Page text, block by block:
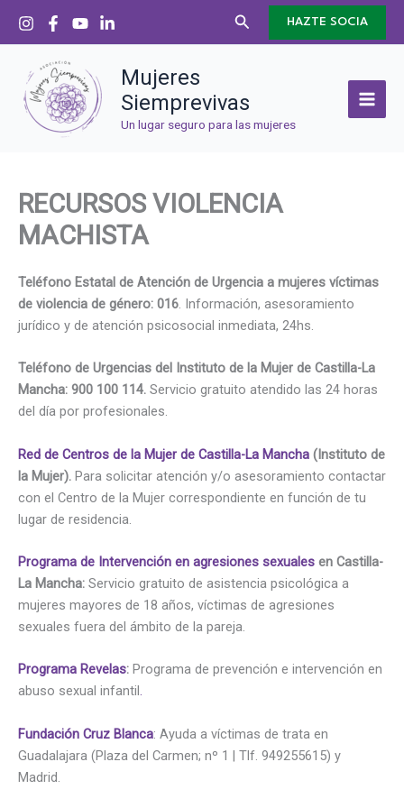
Buscar HAZTE SOCIA
Mujeres
Siemprevivas
Un lugar seguro para las mujeres
RECURSOS VIOLENCIA
MACHISTA
Teléfono Estatal de Atención de Urgencia a mujeres víctimas
de violencia de género: 016. Información, asesoramiento
jurídico y de atención psicosocial inmediata, 24hs.
Teléfono de Urgencias del Instituto de la Mujer de Castilla-La
Mancha: 900 100 114. Servicio gratuito atendido las 24 horas
del día por profesionales.
Red de Centros de la Mujer de Castilla-La Mancha (Instituto de
la Mujer). Para solicitar atención y/o asesoramiento contactar
con el Centro de la Mujer correspondiente en función de tu
lugar de residencia.
Programa de Intervención en agresiones sexuales en Castilla-
La Mancha: Servicio gratuito de asistencia psicológica a
mujeres mayores de 18 años, víctimas de agresiones
sexuales fuera del ámbito de la pareja.
Programa Revelas: Programa de prevención e intervención en
abuso sexual infantil .
Fundación Cruz Blanca: Ayuda a víctimas de trata en
Guadalajara (Plaza del Carmen; nº 1 | Tlf. 949255615) y
Madrid.